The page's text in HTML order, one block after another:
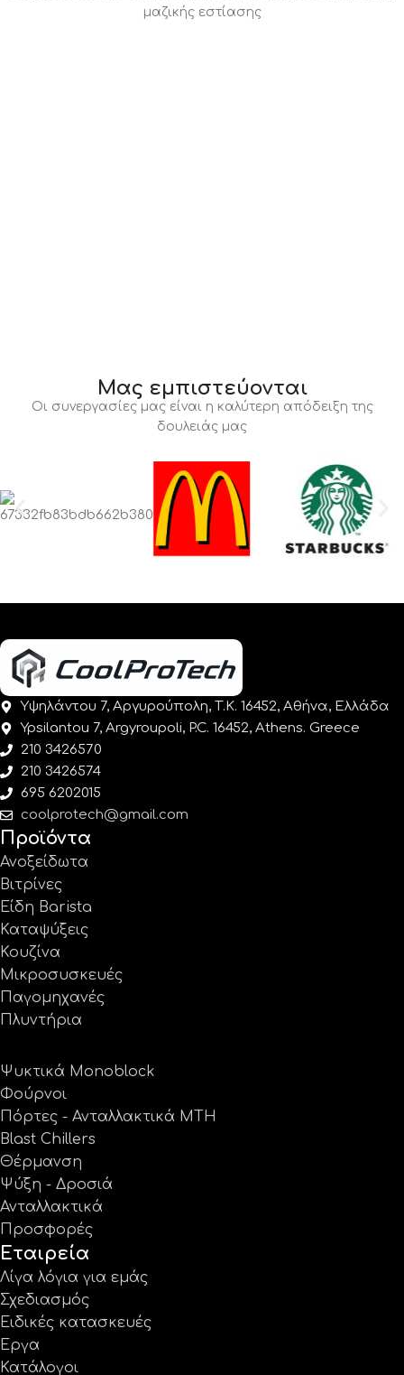
μαζικής εστίασης
Μας εμπιστεύονται
Οι συνεργασίες μας είναι η καλύτερη απόδειξη της
δουλειάς μας
Υψηλάντου 7, Αργυρούπολη, Τ.Κ. 16452, Αθήνα, Ελλάδα
Ypsilantou 7, Argyroupoli, P.C. 16452, Athens. Greece
210 3426570
210 3426574
695 6202015
coolprotech@gmail.com
Προϊόντα
Ανοξείδωτα
Βιτρίνες
Είδη Barista
Καταψύξεις
Κουζίνα
Μικροσυσκευές
Παγομηχανές
Πλυντήρια
Ψυκτικά Monoblock
Φούρνοι
Πόρτες - Ανταλλακτικά MTH
Blast Chillers
Θέρμανση
Ψύξη - Δροσιά
Ανταλλακτικά
Προσφορές
Εταιρεία
Λίγα λόγια για εμάς
Σχεδιασμός
Ειδικές κατασκευές
Έργα
Κατάλογοι